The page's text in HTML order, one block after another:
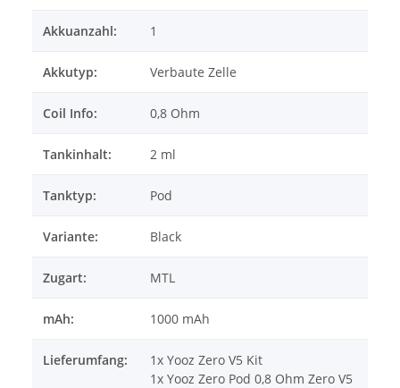
Akkuanzahl: 1
Akkutyp: Verbaute Zelle
Coil Info: 0,8 Ohm
Tankinhalt: 2 ml
Tanktyp: Pod
Variante: Black
Zugart: MTL
mAh: 1000 mAh
Lieferumfang:
1x Yooz Zero V5 Kit
1x Yooz Zero Pod 0,8 Ohm Zero V5